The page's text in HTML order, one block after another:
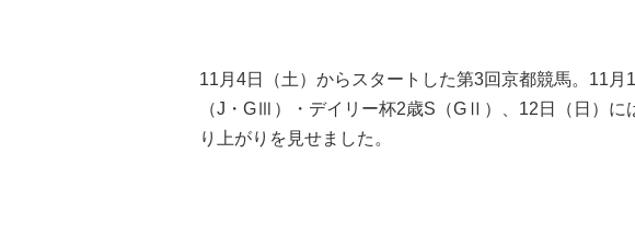
11月4日（土）からスタートした第3回京都競馬。11
（J・GⅢ）・デイリー杯2歳S（GⅡ）、12日（日）
り上がりを見せました。